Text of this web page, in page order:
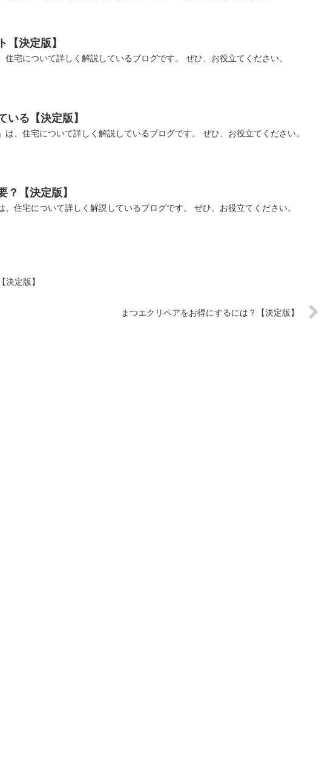
【決定版】
住宅について詳しく解説しているブログです。 ぜひ、お役立てください。
いる【決定版】
は、住宅について詳しく解説しているブログです。 ぜひ、お役立てください。
？【決定版】
、住宅について詳しく解説しているブログです。 ぜひ、お役立てください。
定版】
まつエクリペアをお得にするには？【決定版】